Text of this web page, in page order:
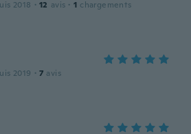
2018 · 12 avis · 1 chargements
2019 · 7 avis